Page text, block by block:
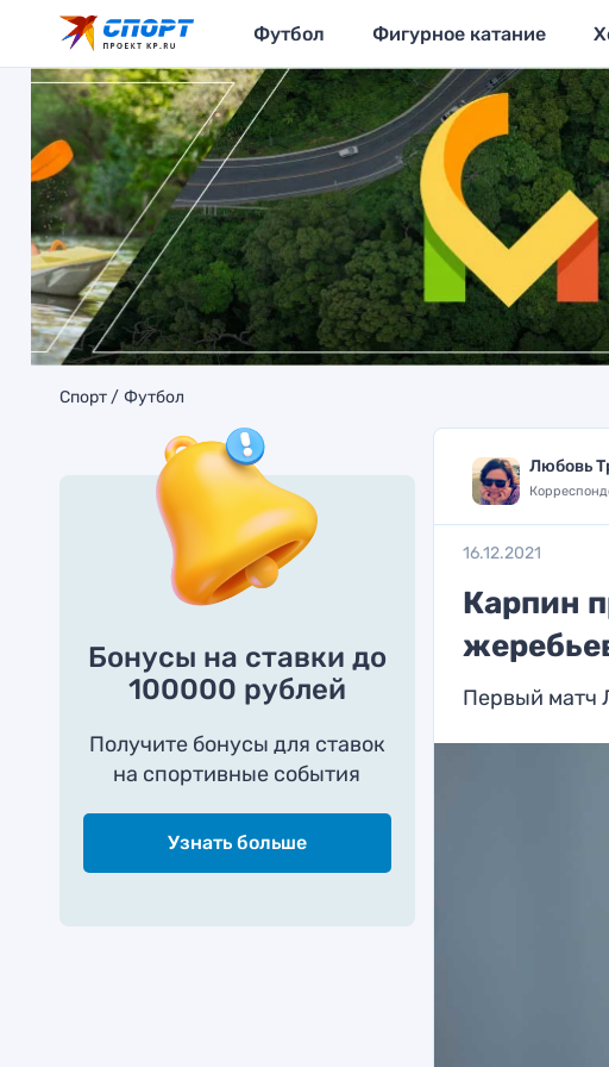
Футбол Фигурное катание
Спорт Футбол
Бонусы на ставки до
100000 рублей
Получите бонусы для ставок
на спортивные события
Узнать больше
Любовь
16.12.2021
Карпин
Первый матч